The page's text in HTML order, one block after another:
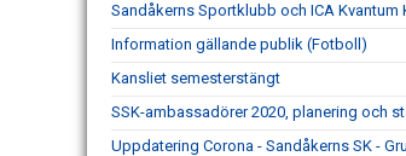
Sandåkerns Sportklubb och ICA
Information gällande publik (Fotboll)
Kansliet semesterstängt
SSK-ambassadörer 2020, planering och
Uppdatering Corona - Sandåkerns SK -